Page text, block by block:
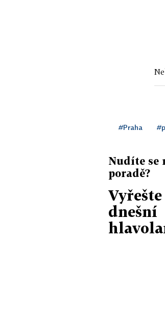
#Praha
Nudíte se
poradě?
Vyřešte
dnešní